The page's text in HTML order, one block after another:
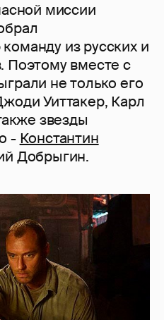
миссии
из русских и
Поэтому вместе с
не только его
Уиттакер, Карл
звезды
- Константин
Добрыгин.